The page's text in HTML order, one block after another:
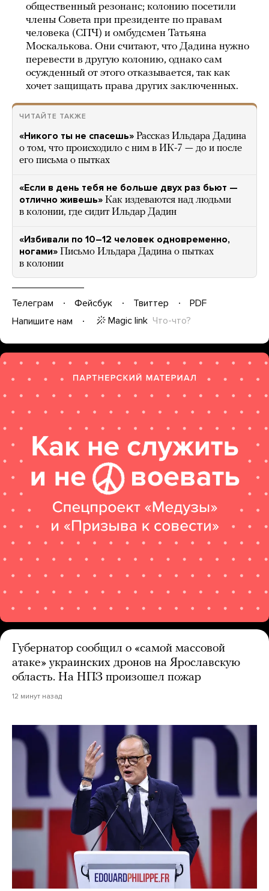
общественный резонанс; колонию посетили
члены Совета при президенте по правам
человека (СПЧ) и омбудсмен Татьяна
Москалькова. Они считают, что Дадина нужно
перевести в другую колонию, однако сам
осужденный от этого отказывается, так как
хочет защищать права других заключенных.
ЧИТАЙТЕ ТАКЖЕ
«Никого ты не спасешь» Рассказ Ильдара Дадина
о том, что происходило с ним в ИК-7 — до и после
его письма о пытках
«Если в день тебя не больше двух раз бьют —
отлично живешь» Как издеваются над людьми
в колонии, где сидит Ильдар Дадин
«Избивали по 10–12 человек одновременно,
ногами» Письмо Ильдара Дадина о пытках
в колонии
Телеграм Фейсбук Твиттер
PDF
Напишите нам
Magic link Что-что?
Губернатор сообщил о «самой массовой
атаке» украинских дронов на Ярославскую
область. На НПЗ произошел пожар
12 минут назад